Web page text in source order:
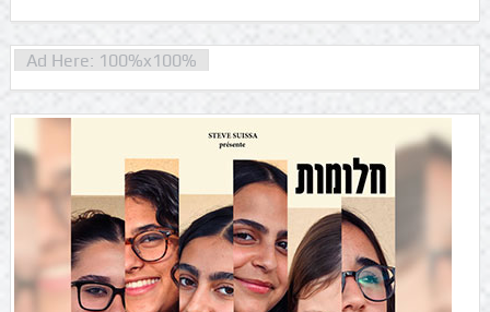
Ad Here: 100%x100%